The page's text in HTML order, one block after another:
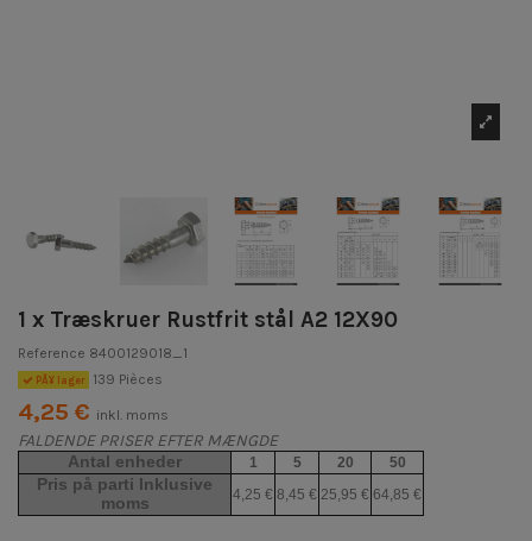
1 x Træskruer Rustfrit stål A2 12X90
Reference 8400129018_1
PÃ¥ lager 139 Pièces
4,25 € inkl. moms
FALDENDE PRISER EFTER MÆNGDE
Antal enheder 1 5 20 50
Pris på parti Inklusive
moms
4,25 € 8,45 € 25,95 € 64,85 €